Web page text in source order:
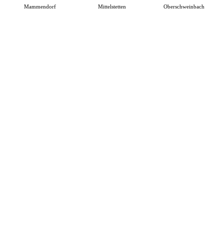
Mammendorf Mittelstetten Oberschweinbach